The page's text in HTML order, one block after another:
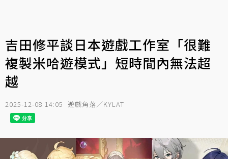
吉田修平談日本遊戲工作室「很難
複製米哈遊模式」短時間內無法超
越
2025-12-08 14:05 遊戲角落／KYLAT